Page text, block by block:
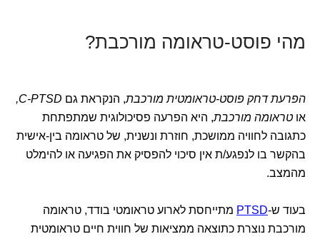
מהי פוסט-טראומה מורכבת?
הפרעת דחק פוסט-טראומטית מורכבת, הנקראת גם C-PTSD,
או טראומה מורכבת, היא הפרעה פסיכולוגית שמתפתחת
כתגובה לחוויה ממושכת, חוזרת ונשנית, של טראומה בין-אישית
בהקשר בו לנפגע/ת אין סיכוי להפסיק את הפגיעה או להימלט
מהמצב.
בעוד ש-PTSD מתייחסת לארוע טראומטי בודד, טראומה
מורכבת נוצרת כתוצאה ממציאות של חווית חיים טראומטית